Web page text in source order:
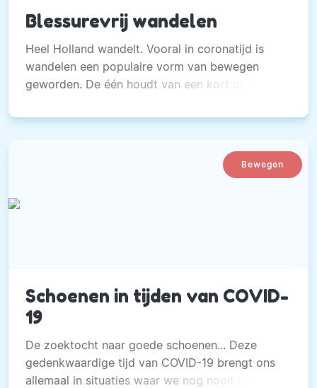
Blessurevrij wandelen
Heel Holland wandelt. Vooral in coronatijd is
wandelen een populaire vorm van bewegen
geworden. De één houdt van een kort ommetje,
Bewegen
Schoenen in tijden van COVID-
19
De zoektocht naar goede schoenen... Deze
gedenkwaardige tijd van COVID-19 brengt ons
allemaal in situaties waar we nog nooit mee te